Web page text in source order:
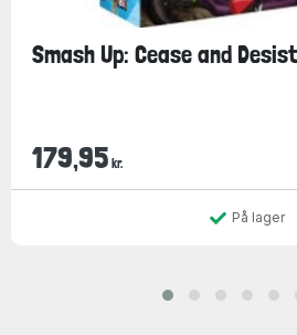
Smash Up: Cease and Desist
179,95 kr.
På lager